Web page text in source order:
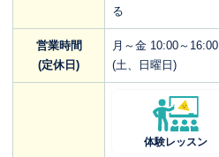
る
営業時間
(定休日)
月～金 10:00～16:00
(土、日曜日)
体験レッスン